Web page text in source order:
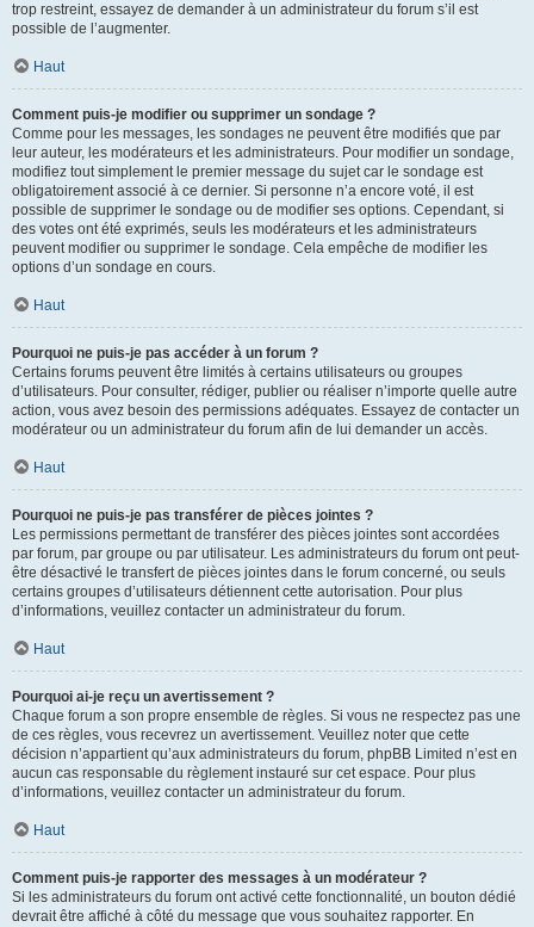
trop restreint, essayez de demander à un administrateur du forum s’il est
possible de l’augmenter.
Haut
Comment puis-je modifier ou supprimer un sondage ?
Comme pour les messages, les sondages ne peuvent être modifiés que par
leur auteur, les modérateurs et les administrateurs. Pour modifier un sondage,
modifiez tout simplement le premier message du sujet car le sondage est
obligatoirement associé à ce dernier. Si personne n’a encore voté, il est
possible de supprimer le sondage ou de modifier ses options. Cependant, si
des votes ont été exprimés, seuls les modérateurs et les administrateurs
peuvent modifier ou supprimer le sondage. Cela empêche de modifier les
options d’un sondage en cours.
Haut
Pourquoi ne puis-je pas accéder à un forum ?
Certains forums peuvent être limités à certains utilisateurs ou groupes
d’utilisateurs. Pour consulter, rédiger, publier ou réaliser n’importe quelle autre
action, vous avez besoin des permissions adéquates. Essayez de contacter un
modérateur ou un administrateur du forum afin de lui demander un accès.
Haut
Pourquoi ne puis-je pas transférer de pièces jointes ?
Les permissions permettant de transférer des pièces jointes sont accordées
par forum, par groupe ou par utilisateur. Les administrateurs du forum ont peut-
être désactivé le transfert de pièces jointes dans le forum concerné, ou seuls
certains groupes d’utilisateurs détiennent cette autorisation. Pour plus
d’informations, veuillez contacter un administrateur du forum.
Haut
Pourquoi ai-je reçu un avertissement ?
Chaque forum a son propre ensemble de règles. Si vous ne respectez pas une
de ces règles, vous recevrez un avertissement. Veuillez noter que cette
décision n’appartient qu’aux administrateurs du forum, phpBB Limited n’est en
aucun cas responsable du règlement instauré sur cet espace. Pour plus
d’informations, veuillez contacter un administrateur du forum.
Haut
Comment puis-je rapporter des messages à un modérateur ?
Si les administrateurs du forum ont activé cette fonctionnalité, un bouton dédié
devrait être affiché à côté du message que vous souhaitez rapporter. En